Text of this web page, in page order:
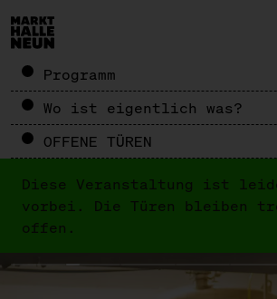
Programm
Wo ist eigentlich was?
OFFENE TÜREN
Diese Veranstaltung ist
vorbei. Die Türen bleiben
offen.